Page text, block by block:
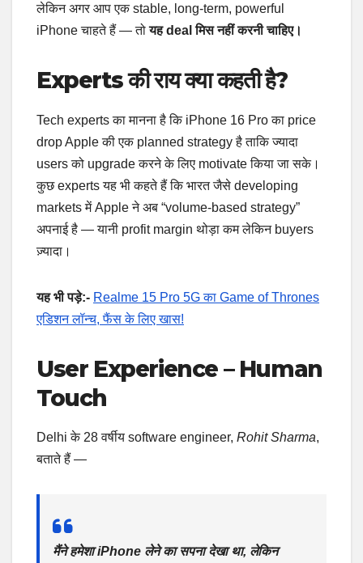
लेकिन अगर आप एक stable, long-term, powerful
iPhone चाहते हैं — तोयह deal मिस नहीं करनी चाहिए।
Experts की राय क्या कहती है?
Tech experts का मानना है कि iPhone 16 Pro का price
drop Apple की एक planned strategy है ताकि ज्यादा
users को upgrade करने के लिए motivate किया जा सके।
कुछ experts यह भी कहते हैं कि भारत जैसे developing
markets में Apple ने अब “volume-based strategy”
अपनाई है — यानी profit margin थोड़ा कम लेकिन buyers
ज़्यादा।
यह भी पड़े:- Realme 15 Pro 5G का Game of Thrones
एडिशन लॉन्च, फैंस के लिए खास!
User Experience – Human
Touch
Delhi के 28 वर्षीय software engineer, Rohit Sharma,
बताते हैं —
मैंने हमेशा iPhone लेने का सपना देखा था, लेकिन